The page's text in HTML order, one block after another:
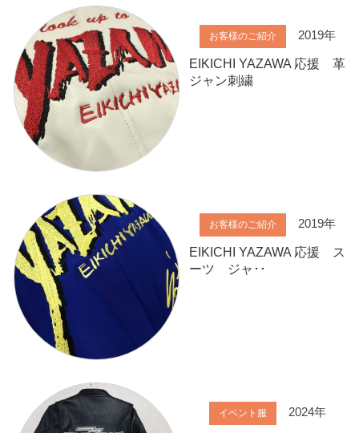
お客様のご紹介 2019年
EIKICHI YAZAWA 応援 革
ジャン刺繍
お客様のご紹介 2019年
EIKICHI YAZAWA 応援 ス
ーツ ジャ･･
イベント服 2024年